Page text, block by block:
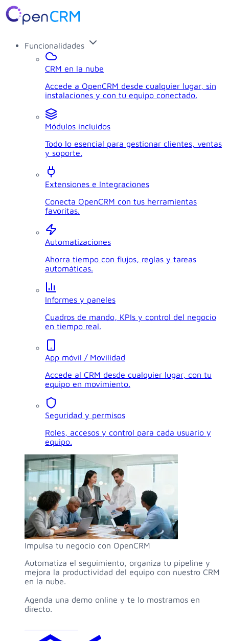
Funcionalidades
CRM en la nube
Accede a OpenCRM desde cualquier lugar, sin
instalaciones y con tu equipo conectado.
Módulos incluidos
Todo lo esencial para gestionar clientes, ventas
y soporte.
Extensiones e Integraciones
Conecta OpenCRM con tus herramientas
favoritas.
Automatizaciones
Ahorra tiempo con flujos, reglas y tareas
automáticas.
Informes y paneles
Cuadros de mando, KPIs y control del negocio
en tiempo real.
App móvil / Movilidad
Accede al CRM desde cualquier lugar, con tu
equipo en movimiento.
Seguridad y permisos
Roles, accesos y control para cada usuario y
equipo.
Impulsa tu negocio con OpenCRM
Automatiza el seguimiento, organiza tu pipeline y
mejora la productividad del equipo con nuestro CRM
en la nube.
Agenda una demo online y te lo mostramos en
directo.